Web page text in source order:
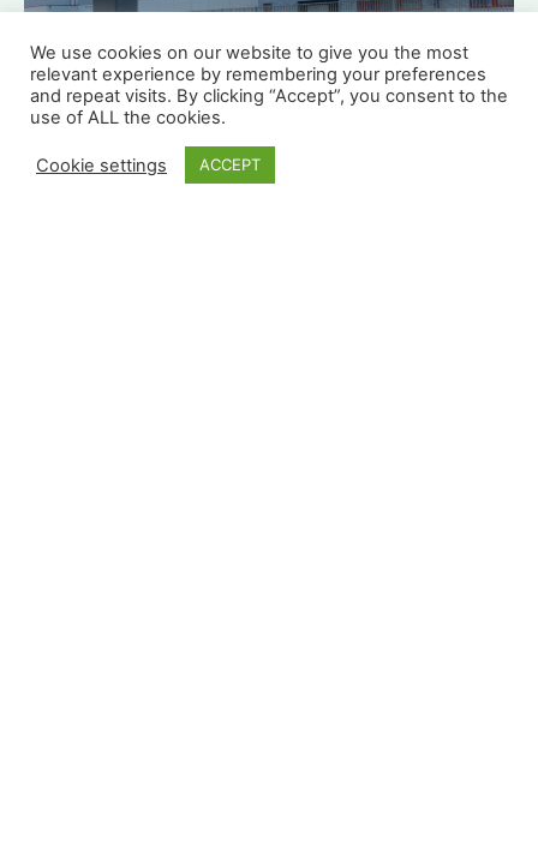
We use cookies on our website to give you the most
relevant experience by remembering your preferences
and repeat visits. By clicking “Accept”, you consent to the
use of ALL the cookies.
Cookie settings ACCEPT